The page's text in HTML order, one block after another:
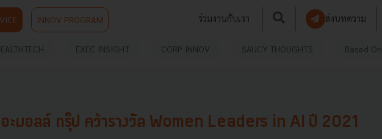
INNOV PROGRAM ร่วมงานกับเรา ส่งบทความ
EXEC INSIGHT CORP INNOV SAUCY THOUGHTS Based On
อะมอลล์ กรุ๊ป คว้ารางวัล Women Leaders in AI ปี 2021